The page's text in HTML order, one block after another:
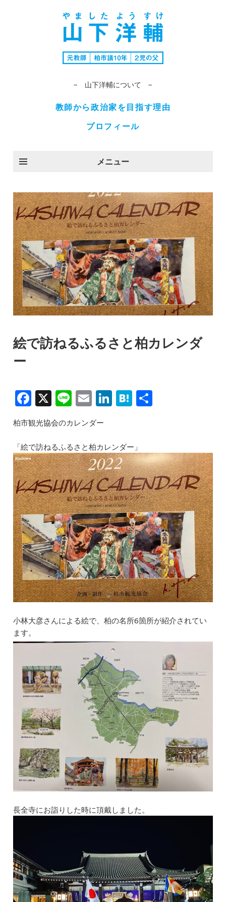
− 山下洋輔について −
教師から政治家を目指す理由
プロフィール
メニュー
絵で訪ねるふるさと柏カレンダ
ー
F
a
c
e
b
o
o
k
X Li
n
e
E
m
ai
l
Li
e
dI
n
H
n
a
柏市観光協会のカレンダー
「絵で訪ねるふるさと柏カレンダー」
小林大彦さんによる絵で、柏の名所6箇所が紹介されてい
ます。
長全寺にお詣りした時に頂戴しました。